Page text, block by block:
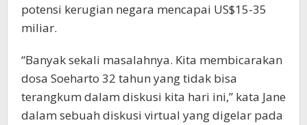
potensi kerugian negara mencapai US$15-35
miliar.
“Banyak sekali masalahnya. Kita membicarakan
dosa Soeharto 32 tahun yang tidak bisa
terangkum dalam diskusi kita hari ini,” kata Jane
dalam sebuah diskusi virtual yang digelar pada